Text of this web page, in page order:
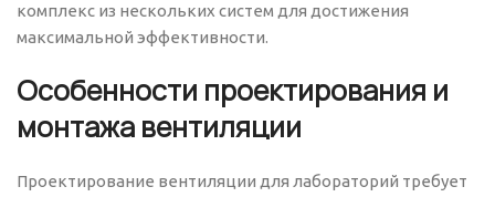
комплекс из нескольких систем для достижения
максимальной эффективности.
Особенности проектирования и
монтажа вентиляции
Проектирование вентиляции для лабораторий требует